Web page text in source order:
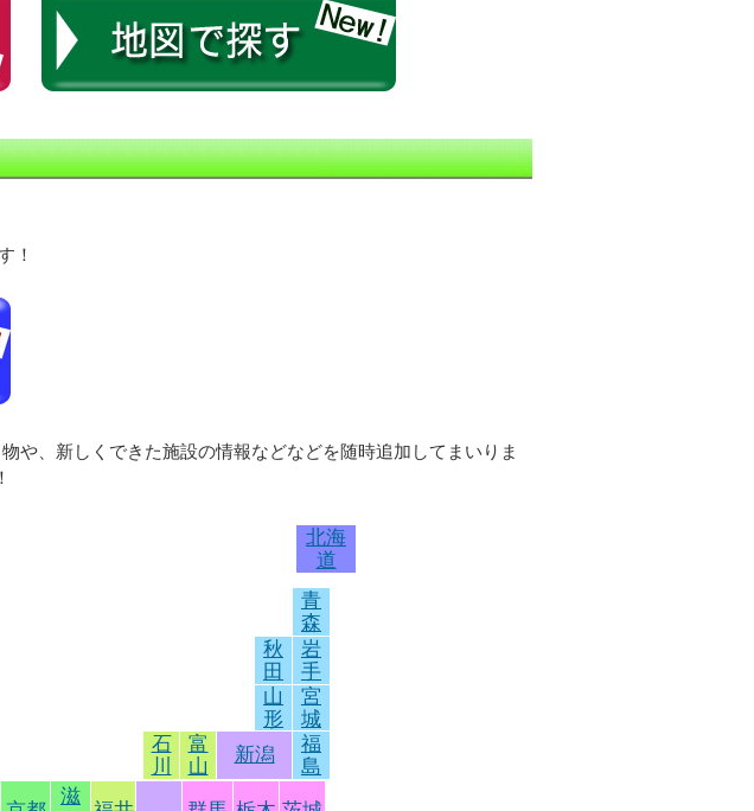
！
や、新しくできた施設の情報などなどを随時追加してまいりま
北海
道
青
森
秋
田
岩
手
山
形
宮
城
石
川
富
山
新潟
福
島
滋